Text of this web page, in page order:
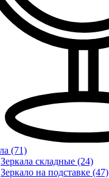
(71)
Зеркала складные (24)
Зеркало на подставке (47)